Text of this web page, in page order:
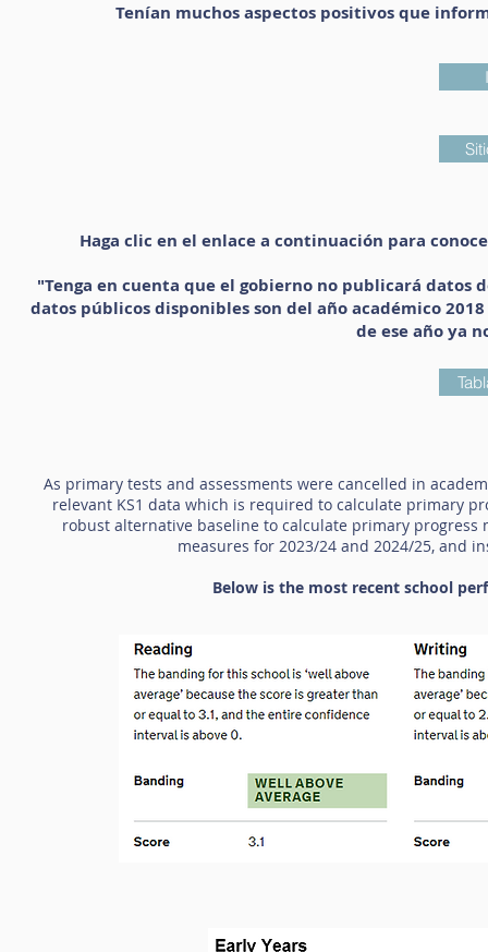
Tenían muchos aspectos positivos que
Haga clic en el enlace a continuación para
"Tenga en cuenta que el gobierno no publicará datos
datos públicos disponibles son del año académico
de ese año ya
As primary tests and assessments were cancelled in
relevant KS1 data which is required to calculate primary
robust alternative baseline to calculate primary
measures for 2023/24 and 2024/25, and
Below is the most recent school